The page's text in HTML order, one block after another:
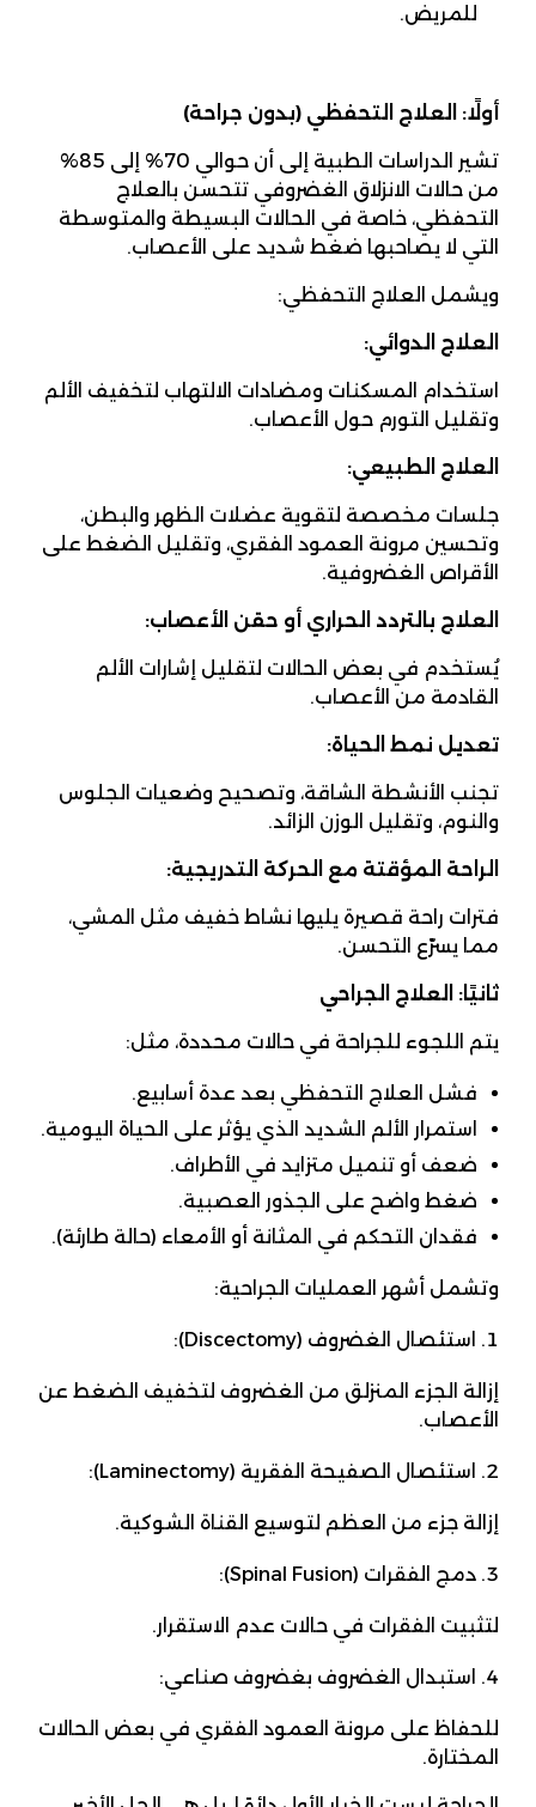
للمريض.
أولًا: العلاج التحفظي (بدون جراحة)
تشير الدراسات الطبية إلى أن حوالي 70% إلى 85%
من حالات الانزلاق الغضروفي تتحسن بالعلاج
التحفظي، خاصة في الحالات البسيطة والمتوسطة
التي لا يصاحبها ضغط شديد على الأعصاب.
ويشمل العلاج التحفظي:
العلاج الدوائي:
استخدام المسكنات ومضادات الالتهاب لتخفيف الألم
وتقليل التورم حول الأعصاب.
العلاج الطبيعي:
جلسات مخصصة لتقوية عضلات الظهر والبطن،
وتحسين مرونة العمود الفقري، وتقليل الضغط على
الأقراص الغضروفية.
العلاج بالتردد الحراري أو حقن الأعصاب:
يُستخدم في بعض الحالات لتقليل إشارات الألم
القادمة من الأعصاب.
تعديل نمط الحياة:
تجنب الأنشطة الشاقة، وتصحيح وضعيات الجلوس
والنوم، وتقليل الوزن الزائد.
الراحة المؤقتة مع الحركة التدريجية:
فترات راحة قصيرة يليها نشاط خفيف مثل المشي،
مما يسرّع التحسن.
ثانيًا: العلاج الجراحي
يتم اللجوء للجراحة في حالات محددة، مثل:
فشل العلاج التحفظي بعد عدة أسابيع.
استمرار الألم الشديد الذي يؤثر على الحياة اليومية.
ضعف أو تنميل متزايد في الأطراف.
ضغط واضح على الجذور العصبية.
فقدان التحكم في المثانة أو الأمعاء (حالة طارئة).
وتشمل أشهر العمليات الجراحية:
استئصال الغضروف (Discectomy):
إزالة الجزء المنزلق من الغضروف لتخفيف الضغط عن
الأعصاب.
استئصال الصفيحة الفقرية (Laminectomy):
إزالة جزء من العظم لتوسيع القناة الشوكية.
دمج الفقرات (Spinal Fusion):
لتثبيت الفقرات في حالات عدم الاستقرار.
استبدال الغضروف بغضروف صناعي:
للحفاظ على مرونة العمود الفقري في بعض الحالات
المختارة.